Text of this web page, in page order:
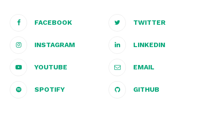
FACEBOOK TWITTER
INSTAGRAM LINKEDIN
YOUTUBE EMAIL
SPOTIFY GITHUB